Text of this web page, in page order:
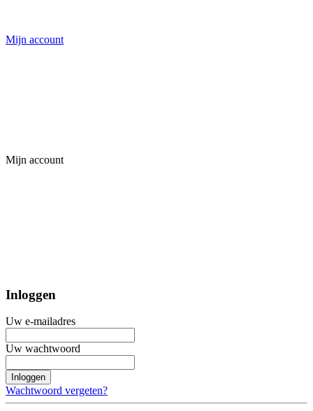
Mijn account
Mijn account
Inloggen
Uw e-mailadres
Uw wachtwoord
Inloggen
Wachtwoord vergeten?